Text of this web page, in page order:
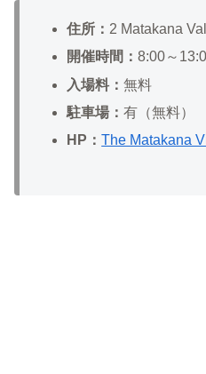
住所： 2 Matakana
開催時間：8:00～
入場料：無料
駐車場：有（無料）
HP：The Matakana